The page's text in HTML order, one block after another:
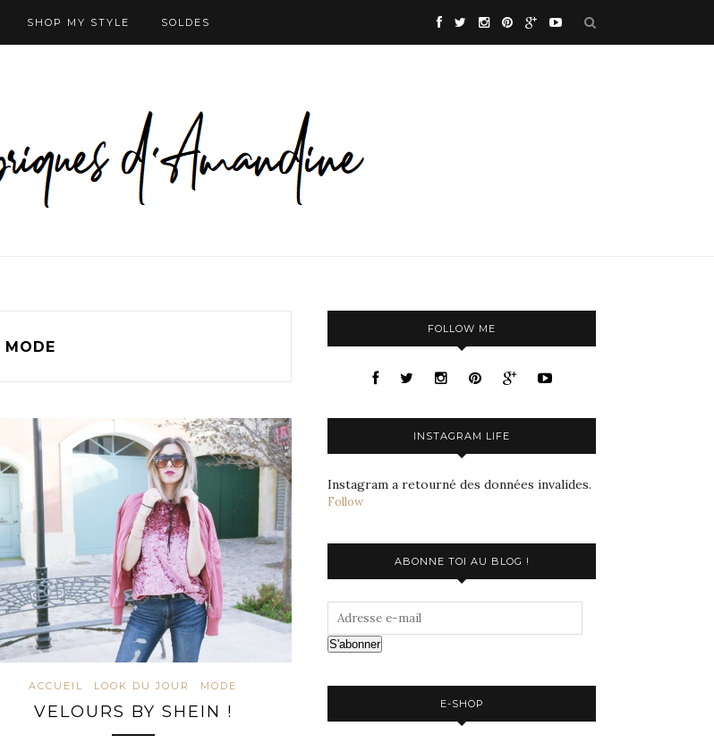
SHOP MY STYLE SOLDES
MODE
ACCUEIL LOOK DU JOUR MODE
VELOURS BY SHEIN !
FOLLOW ME
INSTAGRAM LIFE
Instagram a retourné des données invalides.
Follow
ABONNE TOI AU BLOG !
S'abonner
E-SHOP